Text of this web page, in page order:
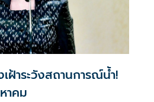
ฝ้าระวังสถานการณ์น้ำ!
าคม